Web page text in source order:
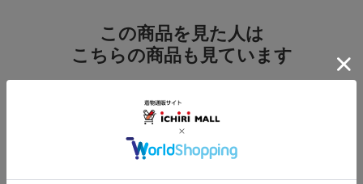
この商品を見た人は
こちらの商品も見ています
注意事項
お仕立て後、お客様の手元に届いてから30日以内であれば返品可能です。
返品にかかる送料は無料です。